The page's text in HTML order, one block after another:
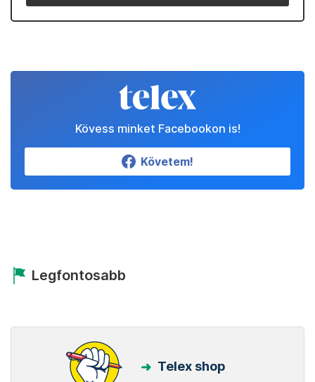
Kövess minket Facebookon is!
Követem!
Legfontosabb
Telex shop